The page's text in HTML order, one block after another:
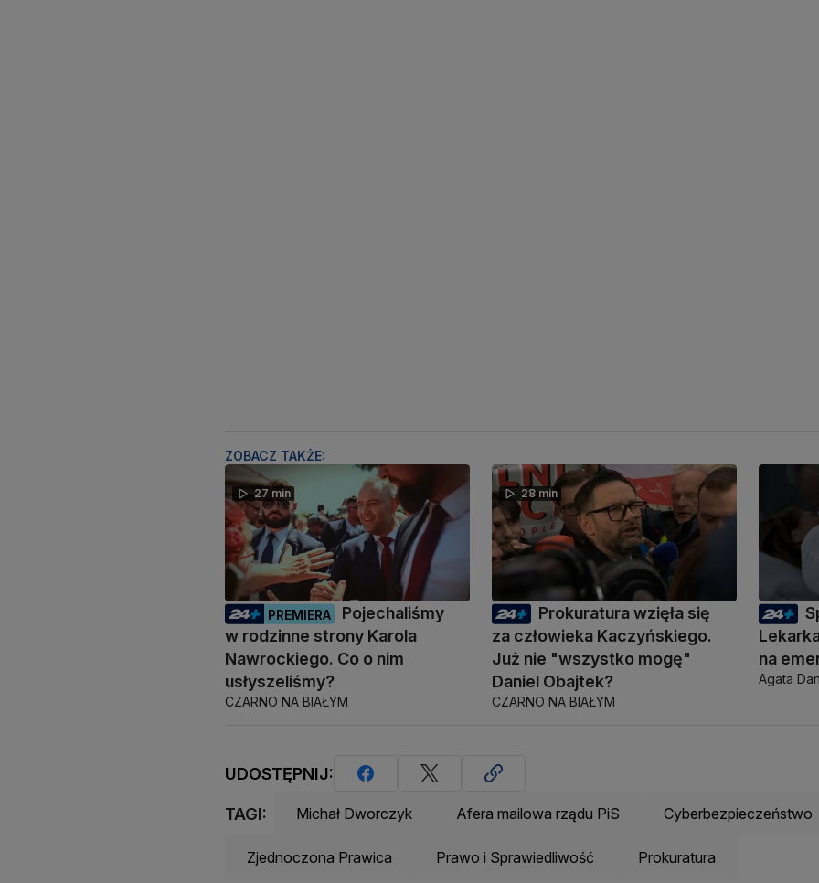
ZOBACZ TAKŻE:
27 min
PREMIERA
Pojechaliśmy
w rodzinne strony Karola
Nawrockiego. Co o nim
usłyszeliśmy?
CZARNO NA BIAŁYM
28 min
Prokuratura wzięła się
za człowieka Kaczyńskiego.
Już nie "wszystko mogę"
Daniel Obajtek?
CZARNO NA BIAŁYM
na
Agata
UDOSTĘPNIJ:
TAGI: Michał Dworczyk Afera mailowa rządu PiS Cyberbezpieczeństwo
Zjednoczona Prawica Prawo i Sprawiedliwość Prokuratura